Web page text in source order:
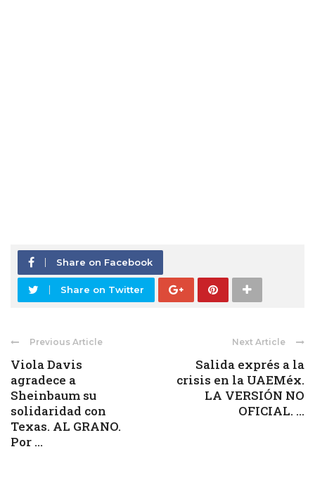
Share on Facebook
Share on Twitter
Previous Article
Viola Davis
agradece a
Sheinbaum su
solidaridad con
Texas. AL GRANO.
Por ...
Next Article
Salida exprés a la
crisis en la UAEMéx.
LA VERSIÓN NO
OFICIAL. ...